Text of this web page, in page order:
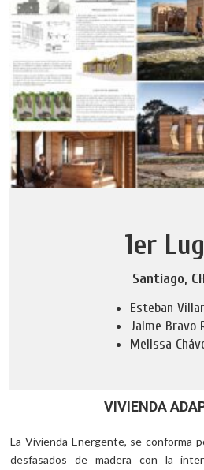
1er
Santiago,
Esteban
Jaime Bravo
Melissa
VIVIENDA
La Vivienda Energente, se conforma
desfasados de madera con la